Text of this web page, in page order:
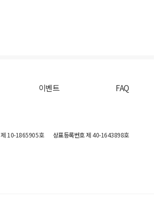
이벤트 FAQ
제 10-1865905호 상표등록번호제 40-1643898호